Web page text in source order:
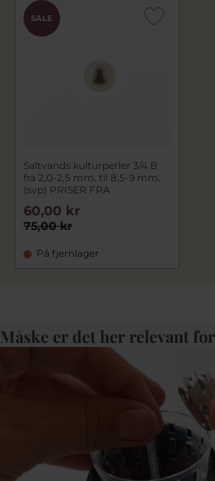
SALE
Saltvands kulturperler 3/4 B
fra 2,0-2,5 mm. til 8,5-9 mm.
(svp) PRISER FRA
75,00 kr
60,00 kr
På fjernlager
Måske er det her relevant